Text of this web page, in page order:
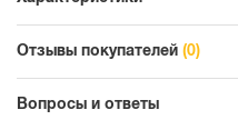
Отзывы покупателей (0)
Вопросы и ответы